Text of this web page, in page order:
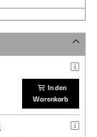
In den
Warenkorb